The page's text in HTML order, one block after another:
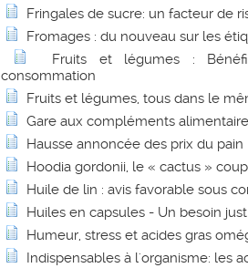
Fringales de sucre: un facteur de
Fromages : du nouveau sur les
Fruits et légumes :
consommation
Fruits et légumes, tous dans le
Gare aux compléments
Hausse annoncée des prix du pain
Hoodia gordonii, le « cactus »
Huile de lin : avis favorable sous
Huiles en capsules - Un besoin
Humeur, stress et acides gras
Indispensables à l'organisme: les